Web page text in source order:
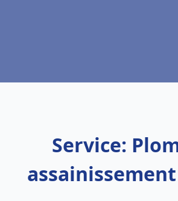
Service: